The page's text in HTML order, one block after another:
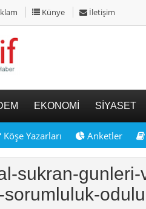
Künye İletişim
EKONOMİ SİYASET
Köşe Yazarları Anketler
sukran-gunleri-